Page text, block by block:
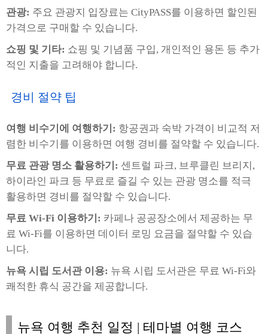
관광: 주요 관광지 입장료는 CityPASS를 이용하면 할인된
가격으로 구매할 수 있습니다.
쇼핑 및 기타: 쇼핑 및 기념품 구입, 개인적인 용돈 등 추가
적인 지출을 고려해야 합니다.
경비 절약 팁
여행 비수기에 여행하기: 항공권과 숙박 가격이 비교적 저
렴한 비수기를 이용하면 여행 경비를 절약할 수 있습니다.
무료 관광 명소 활용하기: 센트럴 파크, 브루클린 브리지,
하이라인 파크 등 무료로 즐길 수 있는 관광 명소를 적극
활용하면 경비를 절약할 수 있습니다.
무료 Wi-Fi 이용하기: 카페나 공공장소에서 제공하는 무
료 Wi-Fi를 이용하면 데이터 로밍 요금을 절약할 수 있습
니다.
뉴욕 시립 도서관 이용: 뉴욕 시립 도서관은 무료 Wi-Fi와
쾌적한 휴식 공간을 제공합니다.
뉴욕 여행 추천 일정 | 테마별 여행 코스